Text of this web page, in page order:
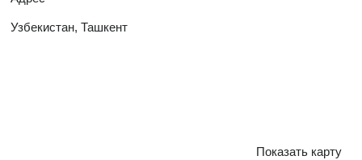
Узбекистан, Ташкент
Показать карту